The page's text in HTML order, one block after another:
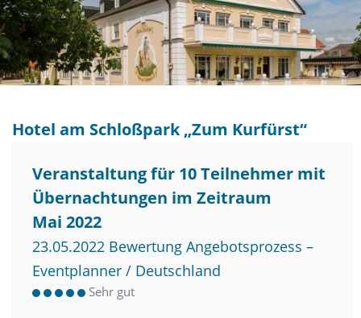
Hotel am Schloßpark „Zum Kurfürst“
Veranstaltung für 10 Teilnehmer mit
Übernachtungen im Zeitraum
Mai 2022
23.05.2022 Bewertung Angebotsprozess –
Eventplanner / Deutschland
Sehr gut